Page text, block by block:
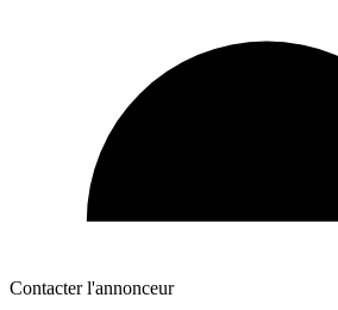
Contacter l'annonceur